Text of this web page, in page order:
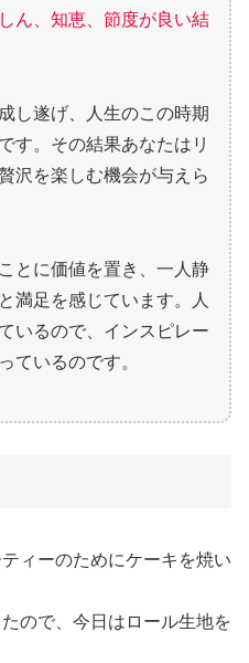
ん、知恵、節度が良い結
し遂げ、人生のこの時期
す。その結果あなたはリ
沢を楽しむ機会が与えら
とに価値を置き、一人静
満足を感じています。人
いるので、インスピレー
ているのです。
ィーのためにケーキを焼い
ので、今日はロール生地を